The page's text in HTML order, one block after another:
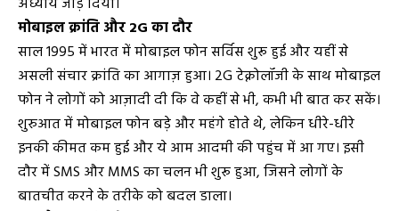
मोबाइल क्रांति और 2G का दौर
साल 1995 में भारत में मोबाइल फोन सर्विस शुरू हुई और यहीं से
असली संचार क्रांति का आगाज़ हुआ। 2G टेक्नोलॉजी के साथ मोबाइल
फोन ने लोगों को आज़ादी दी कि वे कहीं से भी, कभी भी बात कर सकें।
शुरुआत में मोबाइल फोन बड़े और महंगे होते थे, लेकिन धीरे-धीरे
इनकी कीमत कम हुई और ये आम आदमी की पहुंच में आ गए। इसी
दौर में SMS और MMS का चलन भी शुरू हुआ, जिसने लोगों के
बातचीत करने के तरीके को बदल डाला।